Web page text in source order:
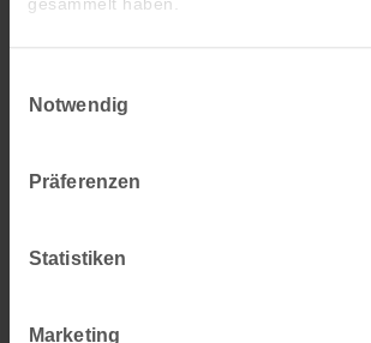
Notwendig
Präferenzen
Statistiken
Marketing
Beitragsnavigation
Vorheriger